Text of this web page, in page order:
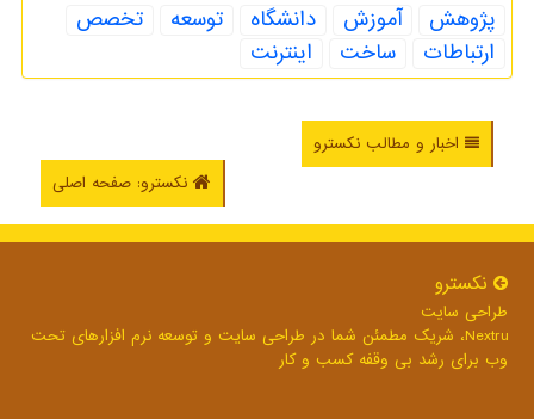
پژوهش آموزش دانشگاه توسعه
تخصص
ارتباطات
ساخت اینترنت
اخبار و مطالب نکسترو
نکسترو: صفحه اصلی
نكسترو
طراحی سایت
Nextru، شریک مطمئن شما در طراحی سایت و توسعه نرم افزارهای تحت
وب برای رشد بی وقفه کسب و کار